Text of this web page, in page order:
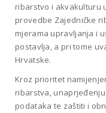
ribarstvo i akvakulturu
provedbe Zajedničke
mjerama upravljanja i
postavlja, a pri tome
Hrvatske.
Kroz prioritet
ribarstva,
podataka te zaštiti i